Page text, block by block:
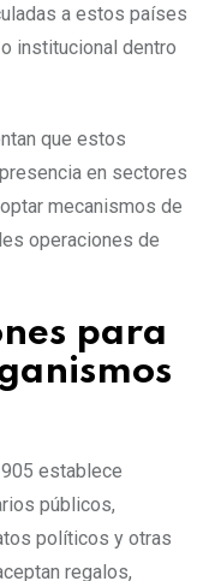
a estos países
institucional dentro
que estos
en sectores
mecanismos de
operaciones de
para
establece
públicos,
políticos y otras
regalos,